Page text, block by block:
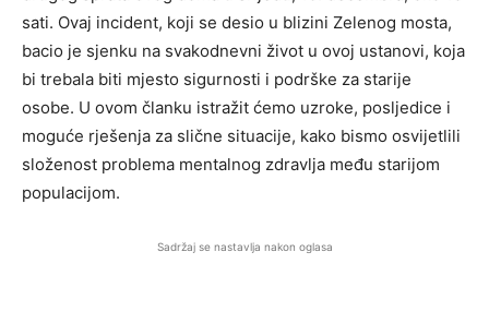
sati. Ovaj incident, koji se desio u blizini Zelenog mosta,
bacio je sjenku na svakodnevni život u ovoj ustanovi, koja
bi trebala biti mjesto sigurnosti i podrške za starije
osobe. U ovom članku istražit ćemo uzroke, posljedice i
moguće rješenja za slične situacije, kako bismo osvijetlili
složenost problema mentalnog zdravlja među starijom
populacijom.
Sadržaj se nastavlja nakon oglasa